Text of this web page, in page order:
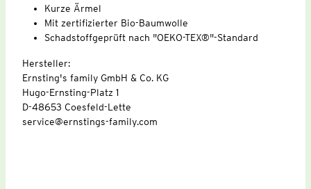
Kurze Ärmel
Mit zertifizierter Bio-Baumwolle
Schadstoffgeprüft nach "OEKO-TEX®"-Standard
Hersteller:
Ernsting's family GmbH & Co. KG
Hugo-Ernsting-Platz 1
D-48653 Coesfeld-Lette
service@ernstings-family.com